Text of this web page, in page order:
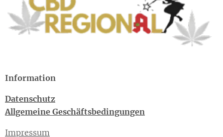
Information
Datenschutz
Allgemeine Geschäftsbedingungen
Impressum